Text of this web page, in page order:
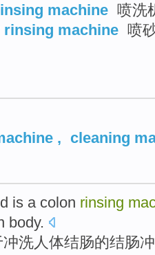
machine 喷洗
rinsing machine 喷
, cleaning
is a colon rinsing
body.
冲洗人体结肠的结肠